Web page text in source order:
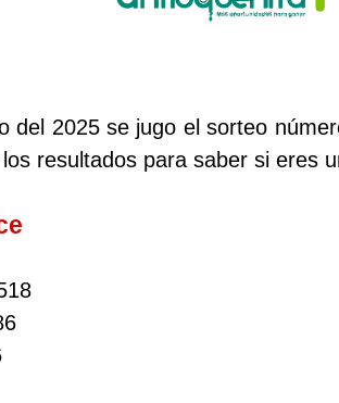
del 2025 se jugo el sorteo
resultados para saber si eres